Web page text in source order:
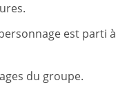
est parti à
du groupe.